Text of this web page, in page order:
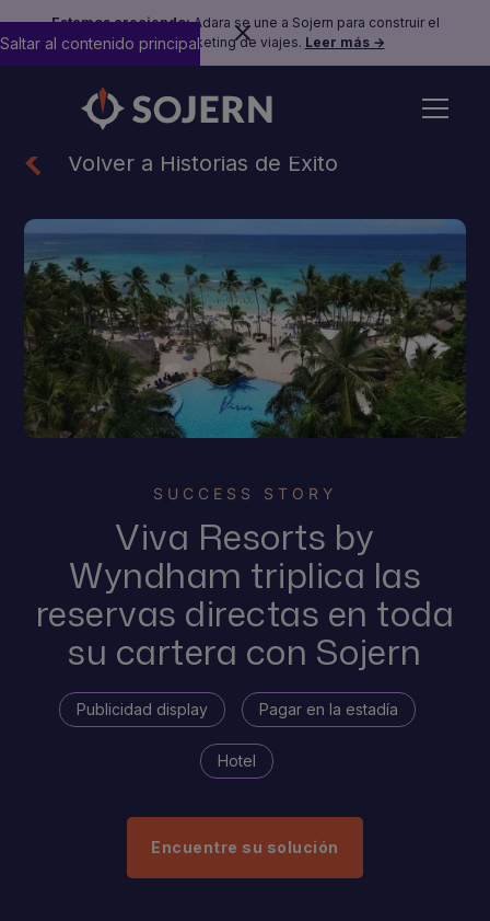
Estamos creciendo:Adara se une a Sojern para construir el
futuro del marketing de viajes. Leer más →
Saltar al contenido principal
Volver a Historias de Éxito
SUCCESS STORY
Viva Resorts by
Wyndham triplica las
reservas directas en toda
su cartera con Sojern
Publicidad display Pagar en la estadía
Hotel
Encuentre su solución